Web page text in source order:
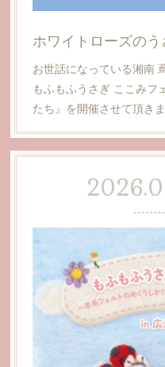
ホワイトローズのう
お世話になっている湘南
もふもふうさぎ ここみフ
たち』を開催させて頂き